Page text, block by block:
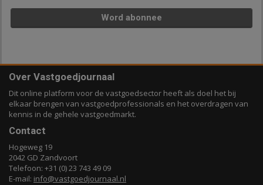
Word abonnee
Over Vastgoedjournaal
Dit online platform voor de vastgoedsector heeft als doel het bij
elkaar brengen van vastgoedprofessionals en het overdragen van
kennis in de gehele vastgoedmarkt.
Contact
Hogeweg 19
2042 GD Zandvoort
Telefoon: +31 (0) 23 743 49 09
E-mail: info@vastgoedjournaal.nl